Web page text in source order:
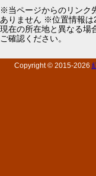
※当ページからのリンク
ありません ※位置情報は
現在の所在地と異なる場
ご確認ください。
Copyright © 2015-2026